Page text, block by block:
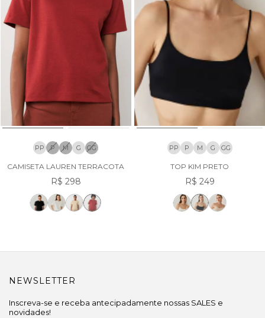
PP P M G GG
CAMISETA LAUREN TERRACOTA
R$ 298
PP P M G GG
TOP KIM PRETO
R$ 249
NEWSLETTER
Inscreva-se e receba antecipadamente nossas SALES e
novidades!